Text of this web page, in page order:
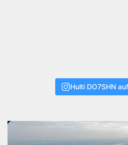
Hulti DO7SHN